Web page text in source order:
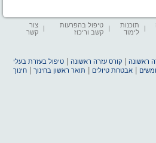
תוכנות
לימוד
טיפול בהפרעות
קשב וריכוז
צור
קשר
ראשונה |קורס עזרה ראשונה |טיפול בעזרת בעלי
|אבטחת טיולים תואר ראשון בחינוך |חינוך